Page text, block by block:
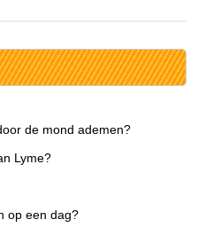
de mond ademen?
Lyme?
op een dag?